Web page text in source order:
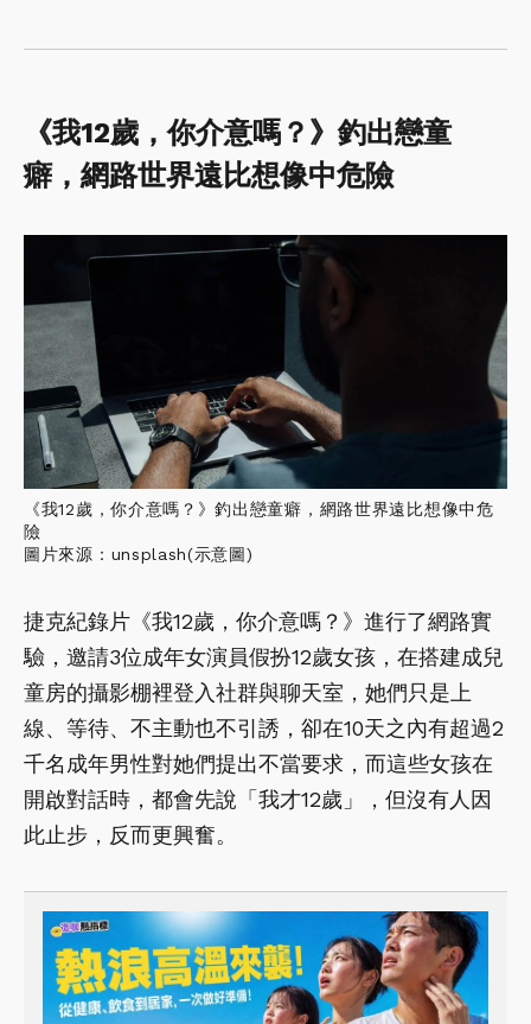
《我12歲，你介意嗎？》釣出戀童
癖，網路世界遠比想像中危險
《我12歲，你介意嗎？》釣出戀童癖，網路世界遠比想像中危
險
圖片來源：unsplash(示意圖)
捷克紀錄片《我12歲，你介意嗎？》進行了網路實
驗，邀請3位成年女演員假扮12歲女孩，在搭建成兒
童房的攝影棚裡登入社群與聊天室，她們只是上
線、等待、不主動也不引誘，卻在10天之內有超過2
千名成年男性對她們提出不當要求，而這些女孩在
開啟對話時，都會先說「我才12歲」，但沒有人因
此止步，反而更興奮。